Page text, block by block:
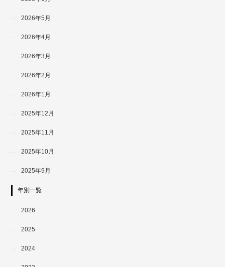
2026年5月
2026年4月
2026年3月
2026年2月
2026年1月
2025年12月
2025年11月
2025年10月
2025年9月
年別一覧
2026
2025
2024